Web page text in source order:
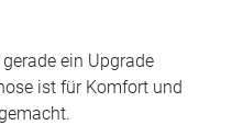
ein Upgrade
ist für Komfort und